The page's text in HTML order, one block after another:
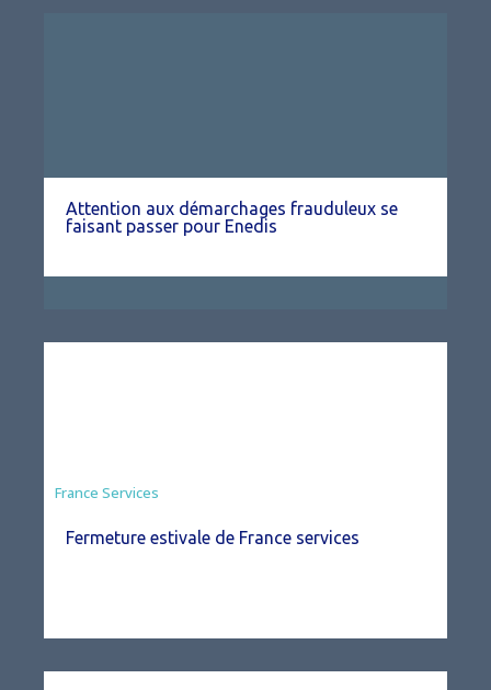
Attention aux démarchages frauduleux se
faisant passer pour Enedis
France Services
Fermeture estivale de France services